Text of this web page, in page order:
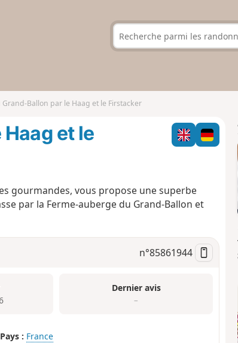
Grand-Ballon par le Haag et le Firstacker
et le
gourmandes, vous propose une superbe
par la Ferme-auberge du Grand-Ballon et
n°85861944
Dernier avis
–
Pays : France